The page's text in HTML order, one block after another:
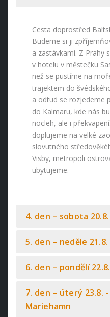
Cesta doprostřed
Budeme si ji
a zastávkami. Z Prahy
v hotelu v městečku
než se pustíme na
trajektem do
a odtud se rozjedeme
do Kalmaru, kde nás
nocleh, ale i
doplujeme na velké
slovutného
Visby, metropoli
ubytujeme.
4. den – sobota
5. den – neděle
6. den – pondělí
7. den – úterý 23.8.
Mariehamn